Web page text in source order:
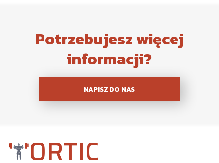
Potrzebujesz więcej
informacji?
NAPISZ DO NAS